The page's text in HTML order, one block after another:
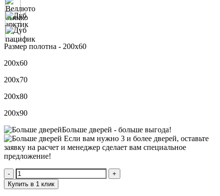
Размер полотна - 200х60
200х60
200х70
200х80
200х90
Больше дверей - больше выгода!
Если вам нужно 3 и более дверей, оставьте
заявку на расчет и менеджер сделает вам специальное
предложение!
Количество
D-
31
Купить в 1 клик